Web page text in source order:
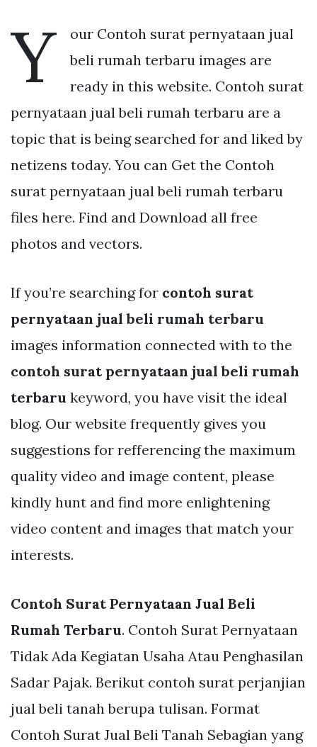
Y
our Contoh surat pernyataan jual
beli rumah terbaru images are
ready in this website. Contoh surat
pernyataan jual beli rumah terbaru are a
topic that is being searched for and liked by
netizens today. You can Get the Contoh
surat pernyataan jual beli rumah terbaru
files here. Find and Download all free
photos and vectors.
If you’re searching for contoh surat
pernyataan jual beli rumah terbaru
images information connected with to the
contoh surat pernyataan jual beli rumah
terbaru keyword, you have visit the ideal
blog. Our website frequently gives you
suggestions for refferencing the maximum
quality video and image content, please
kindly hunt and find more enlightening
video content and images that match your
interests.
Contoh Surat Pernyataan Jual Beli
Rumah Terbaru. Contoh Surat Pernyataan
Tidak Ada Kegiatan Usaha Atau Penghasilan
Sadar Pajak. Berikut contoh surat perjanjian
jual beli tanah berupa tulisan. Format
Contoh Surat Jual Beli Tanah Sebagian yang